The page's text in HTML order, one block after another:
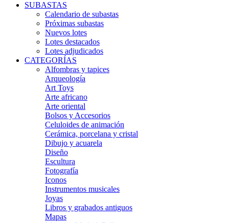
SUBASTAS
Calendario de subastas
Próximas subastas
Nuevos lotes
Lotes destacados
Lotes adjudicados
CATEGORÍAS
Alfombras y tapices
Arqueología
Art Toys
Arte africano
Arte oriental
Bolsos y Accesorios
Celuloides de animación
Cerámica, porcelana y cristal
Dibujo y acuarela
Diseño
Escultura
Fotografía
Iconos
Instrumentos musicales
Joyas
Libros y grabados antiguos
Mapas